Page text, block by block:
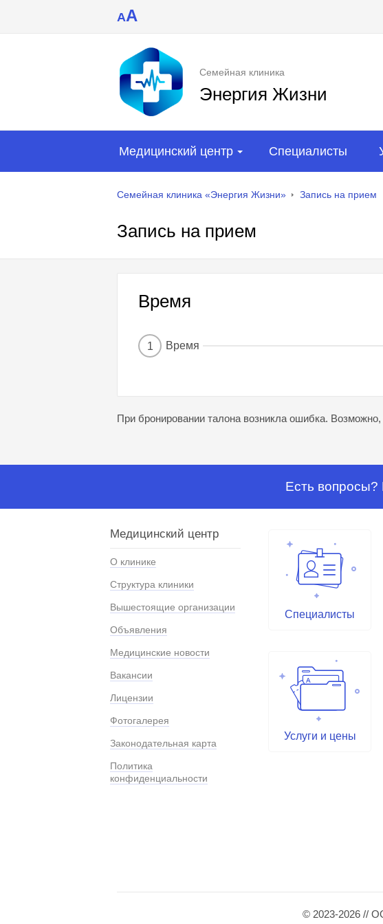
AA
Семейная клиника
Энергия Жизни
Медицинский центр Специалисты
Семейная клиника «Энергия Жизни» Запись на прием
Запись на прием
Время
1 Время
При бронировании талона возникла ошибка.
Есть вопросы?
Медицинский центр
О клинике
Структура клиники
Вышестоящие организации
Объявления
Медицинские новости
Вакансии
Лицензии
Фотогалерея
Законодательная карта
Политика
конфиденциальности
Специалисты
Услуги и цены
© 2023-2026 //